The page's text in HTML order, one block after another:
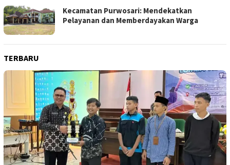
Kecamatan Purwosari: Mendekatkan
Pelayanan dan Memberdayakan Warga
TERBARU